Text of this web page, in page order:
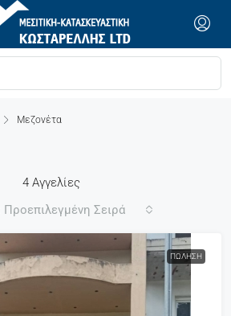
Μεζονέτα
4 Αγγελίες
Προεπιλεγμένη Σειρά
ΠΏΛΗΣΗ